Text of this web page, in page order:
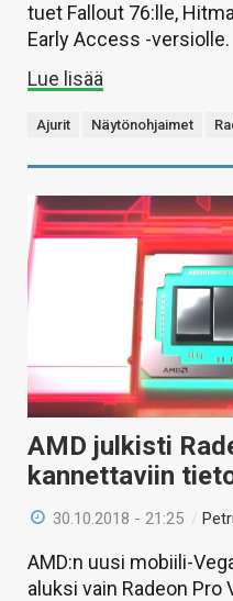
tuet Fallout 76:lle,
Early Access -versiolle.
Lue lisää
Ajurit Näytönohjaimet
AMD julkisti
kannettaviin
30.10.2018 - 21:25 /
AMD:n uusi mobiili-
aluksi vain Radeon Pro